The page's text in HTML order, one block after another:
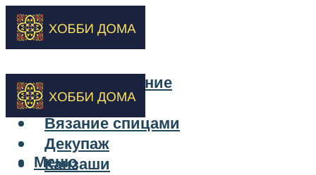
Бисероплетение
Вышивка
Вязание спицами
Декупаж
Канзаши
Меню